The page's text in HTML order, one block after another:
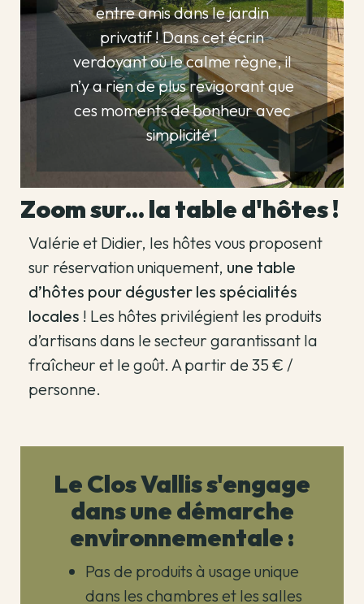
entre amis dans le jardin
privatif ! Dans cet écrin
verdoyant où le calme règne, il
n’y a rien de plus revigorant que
ces moments de bonheur avec
simplicité !
Zoom sur... la table d'hôtes !
Valérie et Didier, les hôtes vous proposent
sur réservation uniquement, une table
d’hôtes pour déguster les spécialités
locales ! Les hôtes privilégient les produits
d’artisans dans le secteur garantissant la
fraîcheur et le goût. A partir de 35 € /
personne.
Le Clos Vallis s'engage
dans une démarche
environnementale :
Pas de produits à usage unique
dans les chambres et les salles